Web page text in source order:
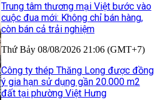
Trung tâm thương mại Việt bước vào
cuộc đua mới: Không chỉ bán hàng,
còn bán cả trải nghiệm
Thứ Bảy 08/08/2026 21:06 (GMT+7)
Công ty thép Thăng Long được đồng
ý gia hạn sử dụng gần 20.000 m2
đất tại phường Việt Hưng